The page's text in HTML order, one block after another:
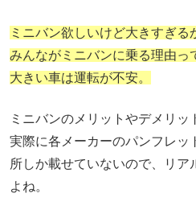
ミニバン欲しいけど大きすぎる
みんながミニバンに乗る理由っ
大きい車は運転が不安。
ミニバンのメリットやデメリッ
実際に各メーカーのパンフレッ
所しか載せていないので、リア
よね。